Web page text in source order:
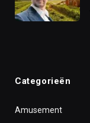
Categorieën
Amusement